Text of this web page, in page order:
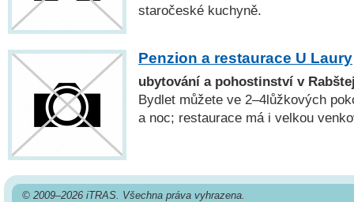
staročeské kuchyně.
Penzion a restaurace U Laury
ubytování a pohostinství v
Bydlet můžete ve 2–4lůžkových
a noc; restaurace má i velkou
© 2009–2026 iTRAS. Všechna práva vyhrazena.